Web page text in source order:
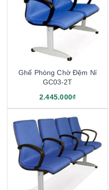
Ghế Phòng Chờ Đệm Nỉ
GC03-2T
2.445.000₫